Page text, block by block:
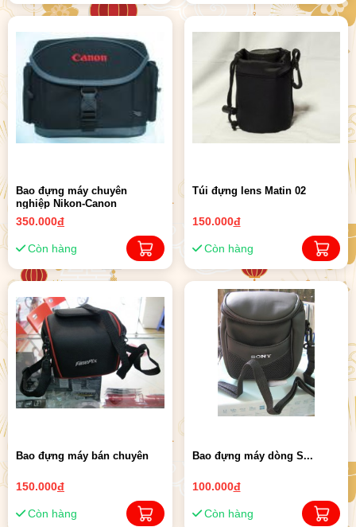
Bao đựng máy chuyên
nghiệp Nikon-Canon
350.000đ
Còn hàng
Túi đựng lens Matin 02
150.000đ
Còn hàng
Bao đựng máy bán chuyên
150.000đ
Còn hàng
Bao đựng máy dòng S...
100.000đ
Còn hàng